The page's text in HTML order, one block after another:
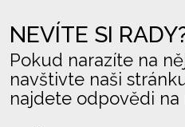
NEVÍTE SI
Pokud narazíte na
navštivte naši
najdete odpovědi na